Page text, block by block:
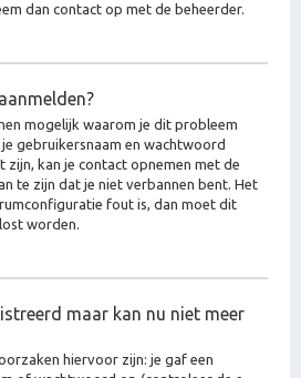
dan contact op met de beheerder.
mogelijk waarom je dit probleem
gebruikersnaam en wachtwoord
zijn, kan je contact opnemen met de
te zijn dat je niet verbannen bent. Het
fout is, dan moet dit
worden.
maar kan nu niet meer
hiervoor zijn: je gaf een